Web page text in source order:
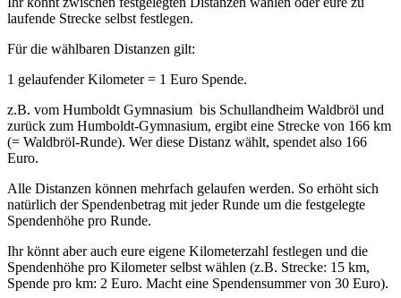
laufende Strecke selbst festlegen.
Für die wählbaren Distanzen gilt:
1 gelaufender Kilometer = 1 Euro Spende.
z.B. vom Humboldt Gymnasium bis Schullandheim Waldbröl und
zurück zum Humboldt-Gymnasium, ergibt eine Strecke von 166 km
(= Waldbröl-Runde). Wer diese Distanz wählt, spendet also 166
Euro.
Alle Distanzen können mehrfach gelaufen werden. So erhöht sich
natürlich der Spendenbetrag mit jeder Runde um die festgelegte
Spendenhöhe pro Runde.
Ihr könnt aber auch eure eigene Kilometerzahl festlegen und die
Spendenhöhe pro Kilometer selbst wählen (z.B. Strecke: 15 km,
Spende pro km: 2 Euro. Macht eine Spendensummer von 30 Euro).